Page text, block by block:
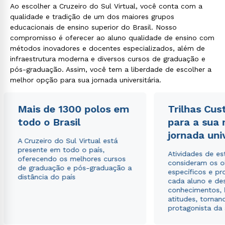
Ao escolher a Cruzeiro do Sul Virtual, você conta com a
qualidade e tradição de um dos maiores grupos
educacionais de ensino superior do Brasil. Nosso
compromisso é oferecer ao aluno qualidade de ensino com
métodos inovadores e docentes especializados, além de
infraestrutura moderna e diversos cursos de graduação e
pós-graduação. Assim, você tem a liberdade de escolher a
melhor opção para sua jornada universitária.
Mais de 1300 polos em
todo o Brasil
A Cruzeiro do Sul Virtual está
presente em todo o país,
oferecendo os melhores cursos
de graduação e pós-graduação a
distância do país
Trilhas
para a sua
jornada
Atividades de
consideram os
específicos e
cada aluno e
conhecimentos,
atitudes,
protagonista da
Rápido e fácil
ou
Política de Privacidade.e
autorizo que meus dados sejam utilizados para o